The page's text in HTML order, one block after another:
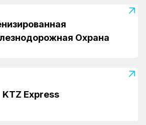
Охрана
KTZ Express